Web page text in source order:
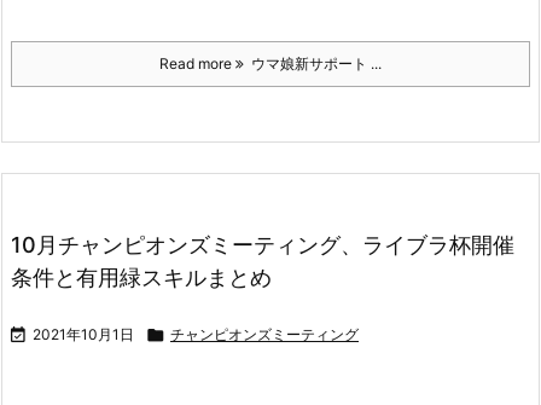
Read more ウマ娘新サポート ...
10月チャンピオンズミーティング、ライブラ杯開催
条件と有用緑スキルまとめ
 2021年10月1日  チャンピオンズミーティング